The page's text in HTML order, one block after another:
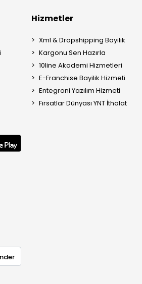
Hizmetler
Xml & Dropshipping Bayilik
Kargonu Sen Hazırla
10line Akademi Hizmetleri
E-Franchise Bayilik Hizmeti
Entegroni Yazılım Hizmeti
Fırsatlar Dünyası YNT İthalat